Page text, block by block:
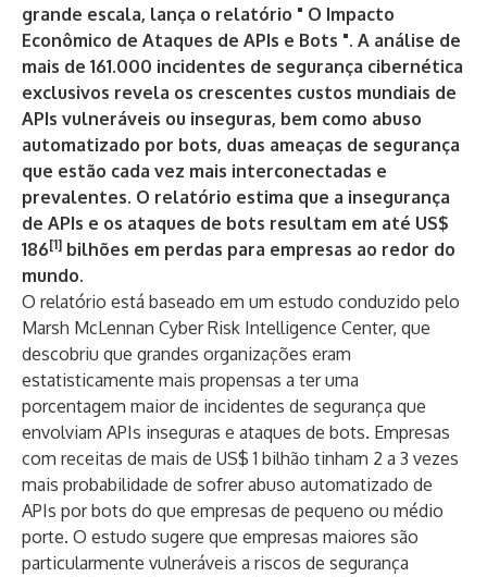
grande escala, lança o relatório " O Impacto
Econômico de Ataques de APIs e Bots ". A análise de
mais de 161.000 incidentes de segurança cibernética
exclusivos revela os crescentes custos mundiais de
APIs vulneráveis ​​ou inseguras, bem como abuso
automatizado por bots, duas ameaças de segurança
que estão cada vez mais interconectadas e
prevalentes. O relatório estima que a insegurança
de APIs e os ataques de bots resultam em até US$
186[1] bilhões em perdas para empresas ao redor do
mundo.
O relatório está baseado em um estudo conduzido pelo
Marsh McLennan Cyber ​​Risk Intelligence Center, que
descobriu que grandes organizações eram
estatisticamente mais propensas a ter uma
porcentagem maior de incidentes de segurança que
envolviam APIs inseguras e ataques de bots. Empresas
com receitas de mais de US$ 1 bilhão tinham 2 a 3 vezes
mais probabilidade de sofrer abuso automatizado de
APIs por bots do que empresas de pequeno ou médio
porte. O estudo sugere que empresas maiores são
particularmente vulneráveis ​​a riscos de segurança